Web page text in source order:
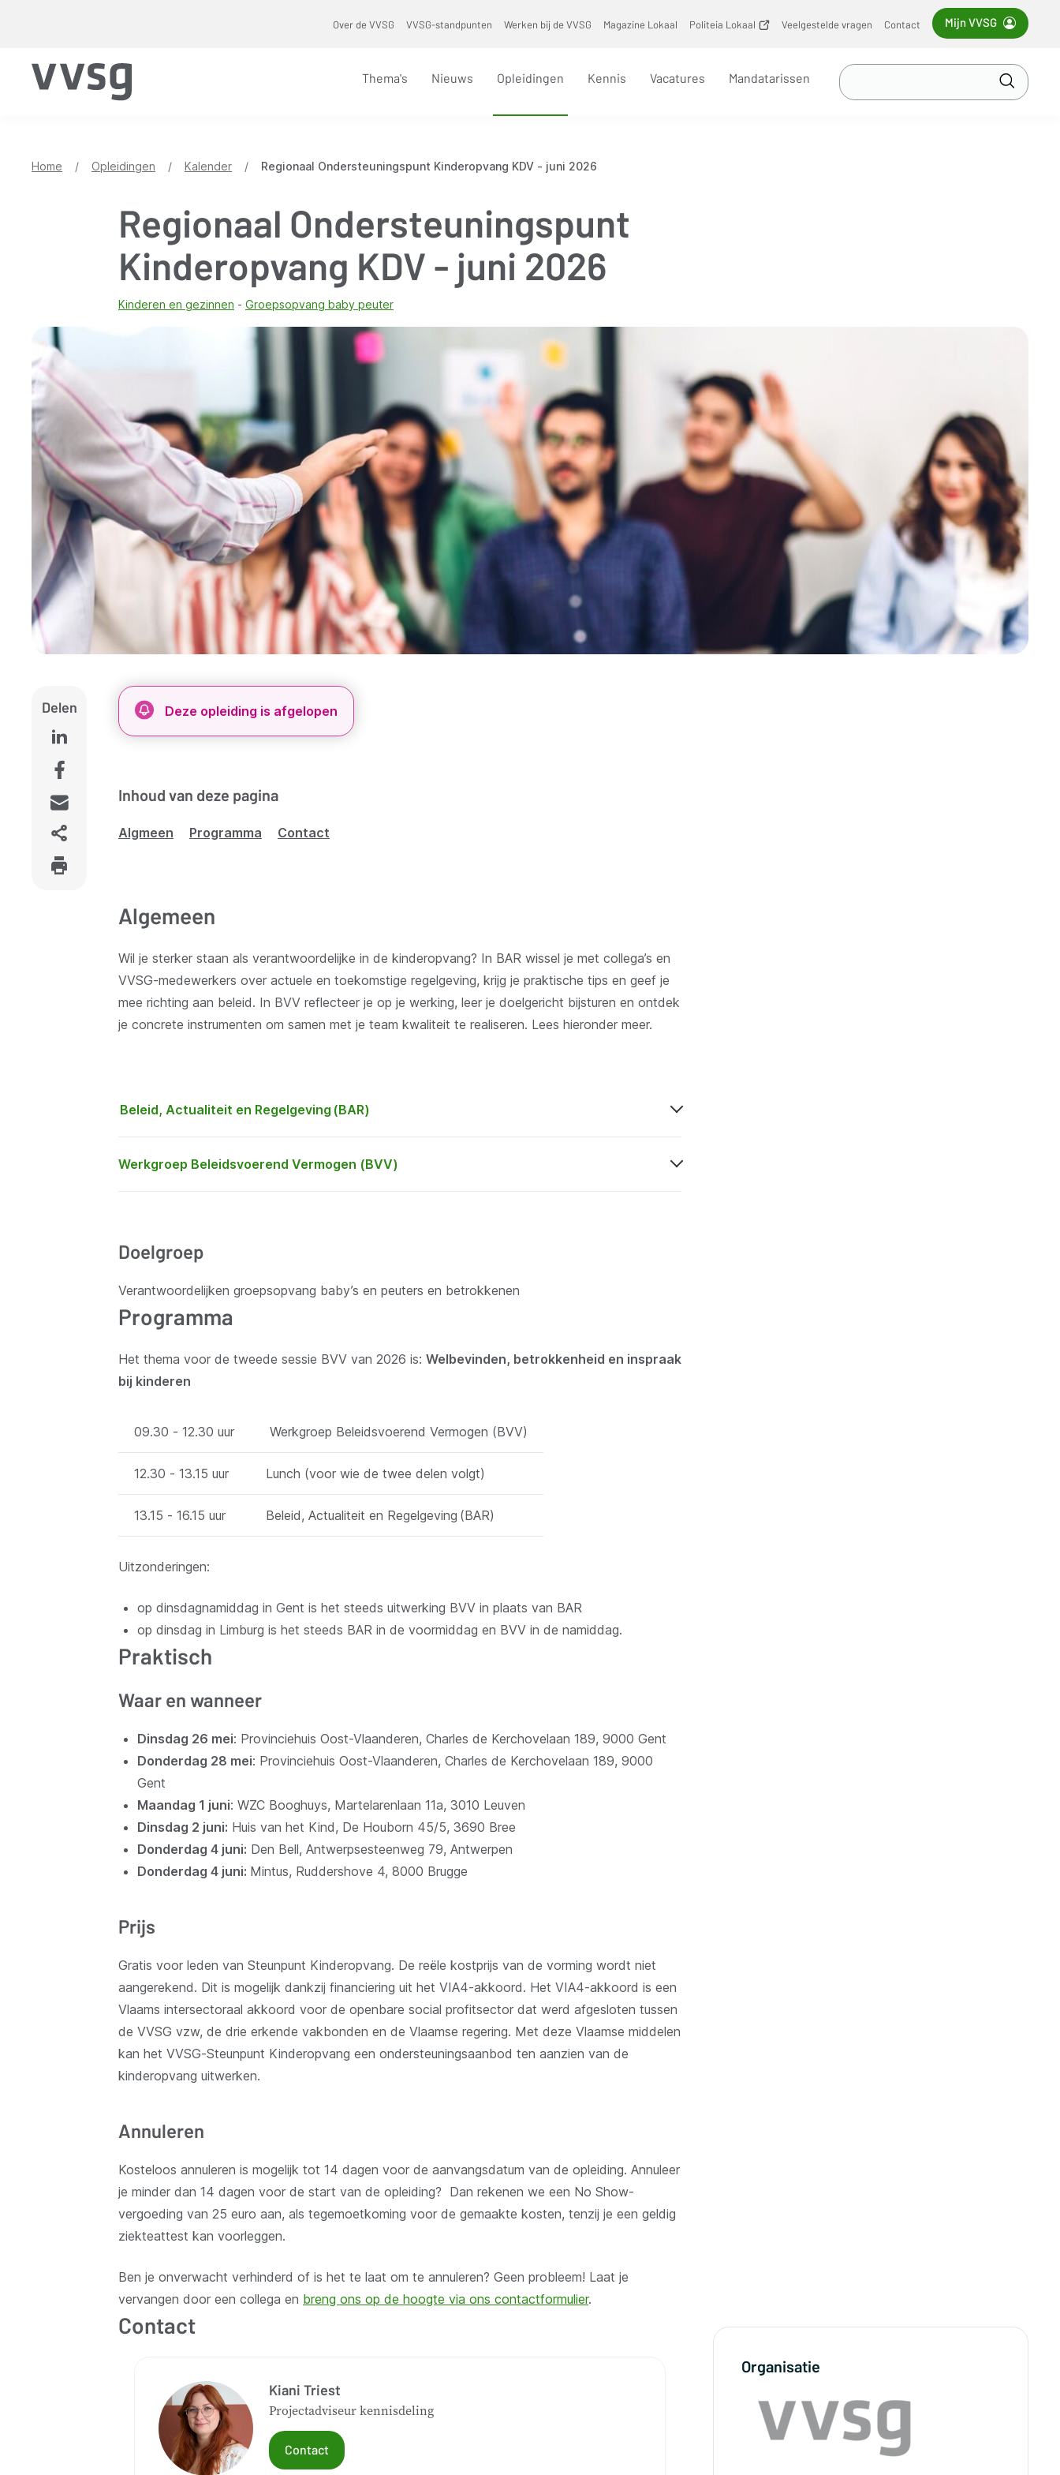
Over de VVSG VVSG-standpunten Werken bij de VVSG Magazine Lokaal Politeia Lokaal
(opent
Veelgestelde vragen Contact Mijn VVSG
Thema's Nieuws Opleidingen Kennis Vacatures Mandatarissen
Zoek
in
Home / Opleidingen / Kalender / Regionaal Ondersteuningspunt Kinderopvang KDV - juni 2026
Regionaal Ondersteuningspunt
Kinderopvang KDV - juni 2026
Kinderen en gezinnen Groepsopvang baby peuter
Delen Deze opleiding is afgelopen
Inhoud van deze pagina
Algmeen Programma Contact
Algemeen
Wil je sterker staan als verantwoordelijke in de kinderopvang? In BAR wissel je met collega’s en
VVSG-medewerkers over actuele en toekomstige regelgeving, krijg je praktische tips en geef je
mee richting aan beleid. In BVV reflecteer je op je werking, leer je doelgericht bijsturen en ontdek
je concrete instrumenten om samen met je team kwaliteit te realiseren. Lees hieronder meer.
Beleid, Actualiteit en Regelgeving (BAR)
Werkgroep Beleidsvoerend Vermogen (BVV)
Doelgroep
Verantwoordelijken groepsopvang baby’s en peuters en betrokkenen
Programma
Het thema voor de tweede sessie BVV van 2026 is: Welbevinden, betrokkenheid en inspraak
bij kinderen
09.30 - 12.30 uur Werkgroep Beleidsvoerend Vermogen (BVV)
12.30 - 13.15 uur Lunch (voor wie de twee delen volgt)
13.15 - 16.15 uur Beleid, Actualiteit en Regelgeving (BAR)
Uitzonderingen:
op dinsdagnamiddag in Gent is het steeds uitwerking BVV in plaats van BAR
op dinsdag in Limburg is het steeds BAR in de voormiddag en BVV in de namiddag.
Praktisch
Waar en wanneer
Dinsdag 26 mei: Provinciehuis Oost-Vlaanderen, Charles de Kerchovelaan 189, 9000 Gent
Donderdag 28 mei: Provinciehuis Oost-Vlaanderen, Charles de Kerchovelaan 189, 9000
Gent
Maandag 1 juni: WZC Booghuys, Martelarenlaan 11a, 3010 Leuven
Dinsdag 2 juni: Huis van het Kind, De Houborn 45/5, 3690 Bree
Donderdag 4 juni: Den Bell, Antwerpsesteenweg 79, Antwerpen
Donderdag 4 juni: Mintus, Ruddershove 4, 8000 Brugge
Prijs
Gratis voor leden van Steunpunt Kinderopvang. De reële kostprijs van de vorming wordt niet
aangerekend. Dit is mogelijk dankzij financiering uit het VIA4-akkoord. Het VIA4-akkoord is een
Vlaams intersectoraal akkoord voor de openbare social profitsector dat werd afgesloten tussen
de VVSG vzw, de drie erkende vakbonden en de Vlaamse regering. Met deze Vlaamse middelen
kan het VVSG-Steunpunt Kinderopvang een ondersteuningsaanbod ten aanzien van de
kinderopvang uitwerken.
Annuleren
Kosteloos annuleren is mogelijk tot 14 dagen voor de aanvangsdatum van de opleiding. Annuleer
je minder dan 14 dagen voor de start van de opleiding? Dan rekenen we een No Show-
vergoeding van 25 euro aan, als tegemoetkoming voor de gemaakte kosten, tenzij je een geldig
ziekteattest kan voorleggen.
Ben je onverwacht verhinderd of is het te laat om te annuleren? Geen probleem! Laat je
vervangen door een collega en breng ons op de hoogte via ons contactformulier.
Contact
Kiani Triest
Projectadviseur kennisdeling
Contact
Organisatie